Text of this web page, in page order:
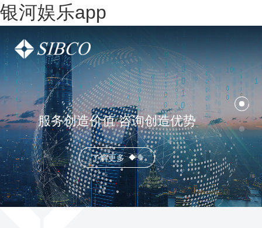
银河娱乐app
服务创造价值 咨询创造优势
了解更多